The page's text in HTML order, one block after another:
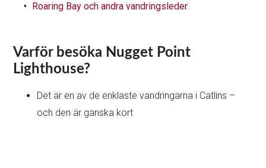
Roaring Bay och andra vandringsleder
Varför besöka Nugget Point
Lighthouse?
Det är en av de enklaste vandringarna i Catlins –
och den är ganska kort